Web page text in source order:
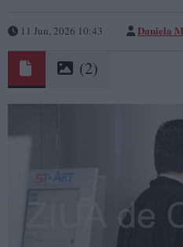
11 Jun, 2026 10:43 Daniela
(2)